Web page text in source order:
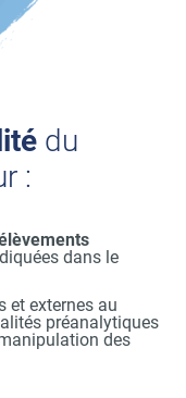
du
:
dans le
et externes au
préanalytiques
des